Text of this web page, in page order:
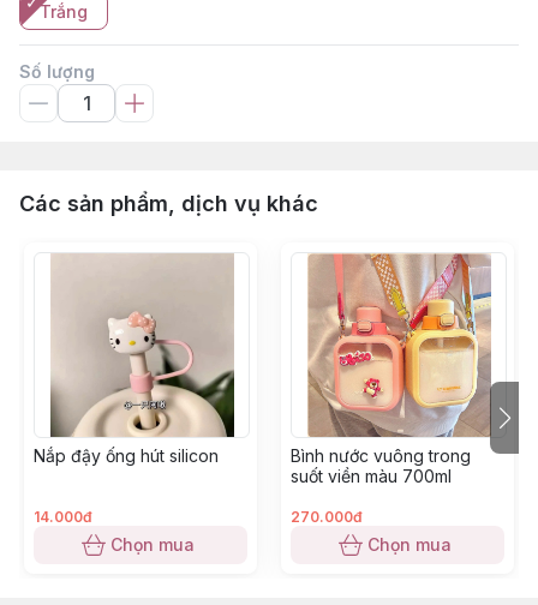
Trắng
Số lượng
Các sản phẩm, dịch vụ khác
Nắp đậy ống hút silicon
14.000đ
Chọn mua
Bình nước vuông trong
suốt viền màu 700ml
270.000đ
Chọn mua